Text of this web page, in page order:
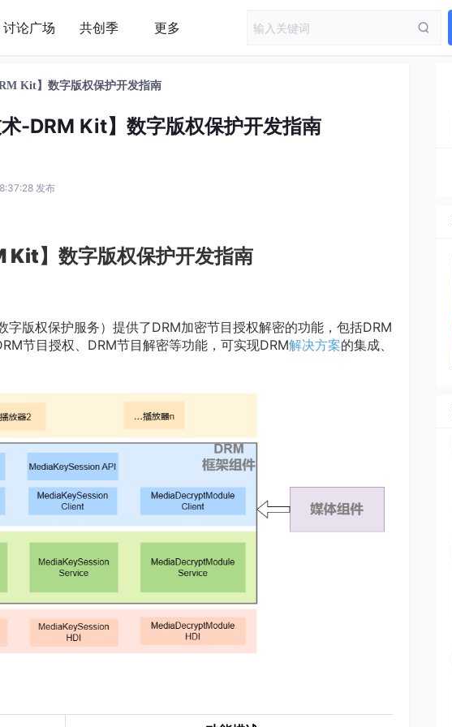
讨论广场 共创季 更多
Kit】数字版权保护开发指南
-DRM Kit】数字版权保护开发指南
发布
】数字版权保护开发指南
版权保护服务）提供了DRM加密节目授权解密的功能，包括DRM
节目授权、DRM节目解密等功能，可实现DRM解决方案的集成、